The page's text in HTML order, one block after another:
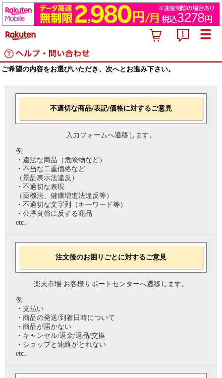
ご希望の内容をお選びいただき、次へとお進み下さい。
不適切な商品/表記/価格に対するご意見
入力フォームへ遷移します。
例
・違法な商品（危険物など）
・不当な二重価格など
（景品表示法違反）
・不適切な表現
（薬機法、健康増進法違反等）
・不適切な文字列（キーワード等）
・公序良俗に反する商品
etc.
注文後のお困りごとに対するご意見
楽天市場 お客様サポートセンターへ遷移します。
例
・支払い
・商品の発送/到着日時について
・商品が届かない
・キャンセル/返金/返品/交換
・ショップと連絡がとれない
etc.